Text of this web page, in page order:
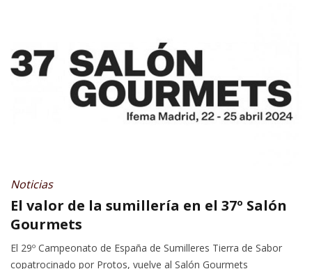
Noticias
El valor de la sumillería en el 37º Salón
Gourmets
El 29º Campeonato de España de Sumilleres Tierra de Sabor
copatrocinado por Protos, vuelve al Salón Gourmets